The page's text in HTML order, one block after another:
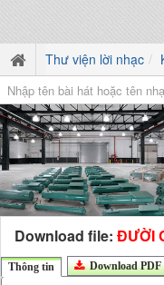
Thư viện lời nhạc
Download file: ĐƯỜI
Thông tin Download PDF